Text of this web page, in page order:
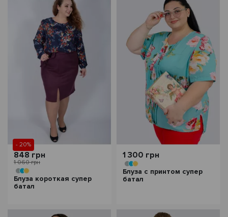
- 20%
848 грн
1 060 грн
Блуза короткая супер
батал
1 300 грн
Блуза с принтом супер
батал